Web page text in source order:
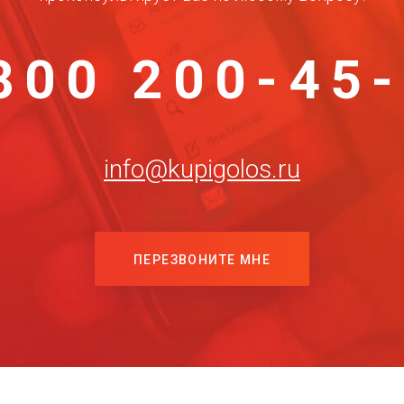
200-
info@kupigolos.ru
ПЕРЕЗВОНИТЕ МНЕ